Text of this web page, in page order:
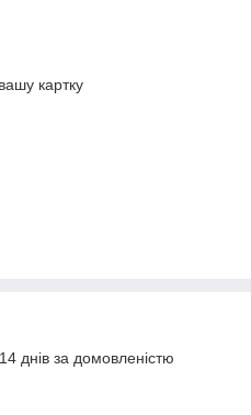
картку
днів за домовленістю